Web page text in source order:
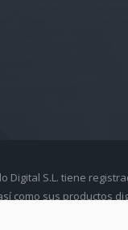
Digital S.L. tiene
como sus productos